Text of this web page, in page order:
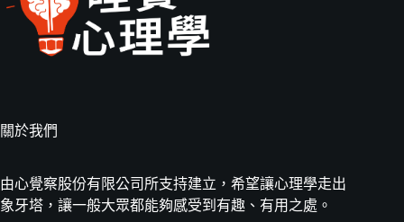
關於我們
由心覺察股份有限公司所支持建立，希望讓心理學走出
象牙塔，讓一般大眾都能夠感受到有趣、有用之處。